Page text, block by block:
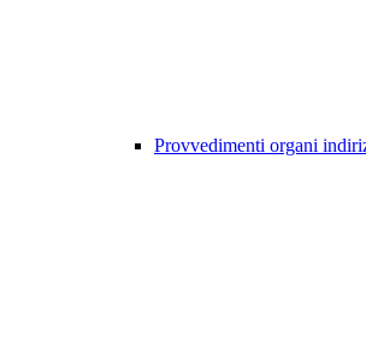
Provvedimenti organi